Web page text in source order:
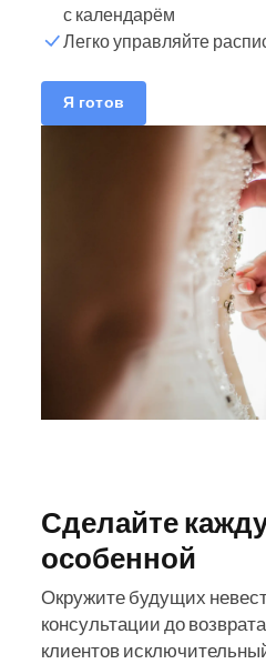
с календарём
Легко управляйте
Я готов
Сделайте
особенной
Окружите будущих
консультации до
клиентов